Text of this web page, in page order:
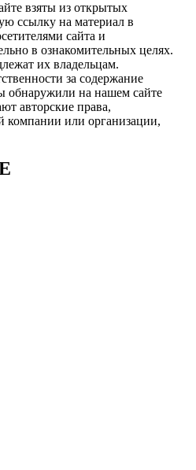
взяты из открытых
ссылку на материал в
сайта и
в ознакомительных целях.
их владельцам.
за содержание
обнаружили на нашем сайте
авторские права,
или организации,